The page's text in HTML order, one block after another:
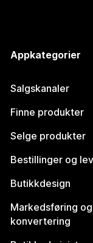
Appkategorier
Salgskanaler
Finne produkter
Selge produkter
Bestillinger og
Butikkdesign
Markedsføring og
konvertering